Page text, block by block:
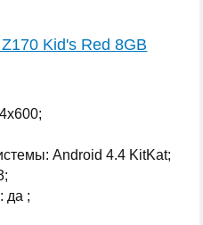
Kid's Red 8GB
Android 4.4 KitKat;
да ;